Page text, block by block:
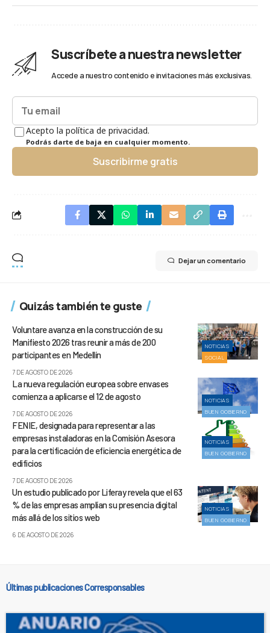
Suscríbete a nuestra newsletter
Accede a nuestro contenido e invitaciones más exclusivas.
Acepto la política de privacidad.
Podrás darte de baja en cualquier momento.
Suscribirme gratis
Dejar un comentario
Quizás también te guste
NOTICIAS
SOCIAL
Voluntare avanza en la construcción de su
Manifiesto 2026 tras reunir a más de 200
participantes en Medellín
7 DE AGOSTO DE 2026
NOTICIAS
BUEN GOBIERNO
La nueva regulación europea sobre envases
comienza a aplicarse el 12 de agosto
7 DE AGOSTO DE 2026
NOTICIAS
BUEN GOBIERNO
FENIE, designada para representar a las
empresas instaladoras en la Comisión Asesora
para la certificación de eficiencia energética de
edificios
7 DE AGOSTO DE 2026
NOTICIAS
BUEN GOBIERNO
Un estudio publicado por Liferay revela que el 63
% de las empresas amplían su presencia digital
más allá de los sitios web
6 DE AGOSTO DE 2026
Últimas publicaciones Corresponsables